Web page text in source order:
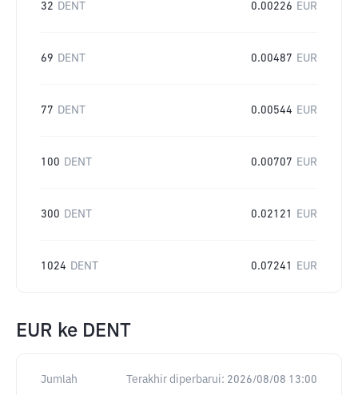
32 DENT 0.00226 EUR
69 DENT 0.00487 EUR
77 DENT 0.00544 EUR
100 DENT 0.00707 EUR
300 DENT 0.02121 EUR
1024 DENT 0.07241 EUR
EUR ke DENT
Jumlah Terakhir diperbarui: 2026/08/08 13:00